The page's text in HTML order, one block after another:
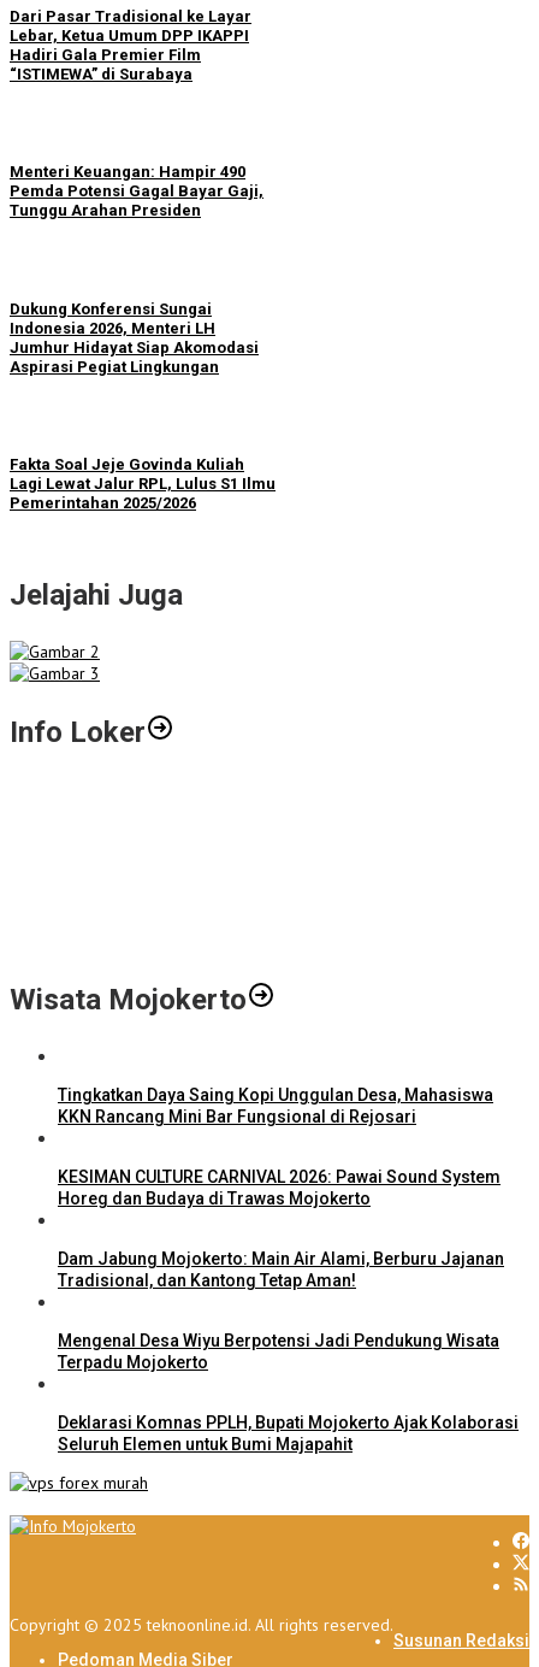
Dari Pasar Tradisional ke Layar
Lebar, Ketua Umum DPP IKAPPI
Hadiri Gala Premier Film
“ISTIMEWA” di Surabaya
Menteri Keuangan: Hampir 490
Pemda Potensi Gagal Bayar Gaji,
Tunggu Arahan Presiden
Dukung Konferensi Sungai
Indonesia 2026, Menteri LH
Jumhur Hidayat Siap Akomodasi
Aspirasi Pegiat Lingkungan
Fakta Soal Jeje Govinda Kuliah
Lagi Lewat Jalur RPL, Lulus S1 Ilmu
Pemerintahan 2025/2026
Jelajahi Juga
Info Loker
Wisata Mojokerto
Tingkatkan Daya Saing Kopi Unggulan Desa, Mahasiswa
KKN Rancang Mini Bar Fungsional di Rejosari
KESIMAN CULTURE CARNIVAL 2026: Pawai Sound System
Horeg dan Budaya di Trawas Mojokerto
Dam Jabung Mojokerto: Main Air Alami, Berburu Jajanan
Tradisional, dan Kantong Tetap Aman!
Mengenal Desa Wiyu Berpotensi Jadi Pendukung Wisata
Terpadu Mojokerto
Deklarasi Komnas PPLH, Bupati Mojokerto Ajak Kolaborasi
Seluruh Elemen untuk Bumi Majapahit
Copyright © 2025 teknoonline.id. All rights reserved.
Susunan Redaksi
Pedoman Media Siber